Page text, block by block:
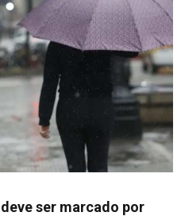
ser marcado por